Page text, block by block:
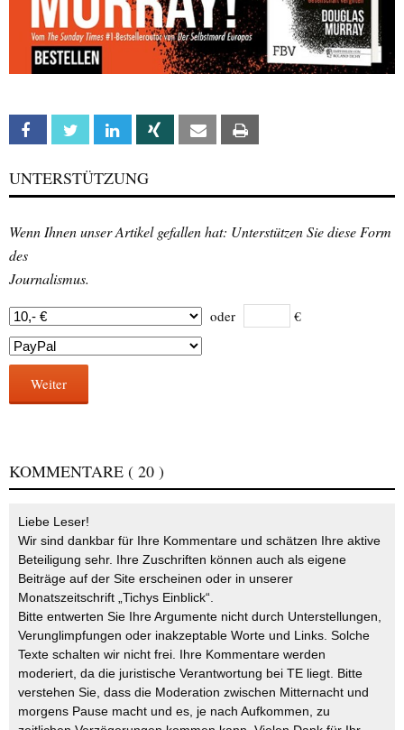
Facebook Twitter Linkedin Xing Email
UNTERSTÜTZUNG
Wenn Ihnen unser Artikel gefallen hat: Unterstützen Sie diese Form
des
Journalismus.
oder €
Weiter
KOMMENTARE ( 20 )
Liebe Leser!
Wir sind dankbar für Ihre Kommentare und schätzen Ihre aktive
Beteiligung sehr. Ihre Zuschriften können auch als eigene
Beiträge auf der Site erscheinen oder in unserer
Monatszeitschrift „Tichys Einblick“.
Bitte entwerten Sie Ihre Argumente nicht durch Unterstellungen,
Verunglimpfungen oder inakzeptable Worte und Links. Solche
Texte schalten wir nicht frei. Ihre Kommentare werden
moderiert, da die juristische Verantwortung bei TE liegt. Bitte
verstehen Sie, dass die Moderation zwischen Mitternacht und
morgens Pause macht und es, je nach Aufkommen, zu